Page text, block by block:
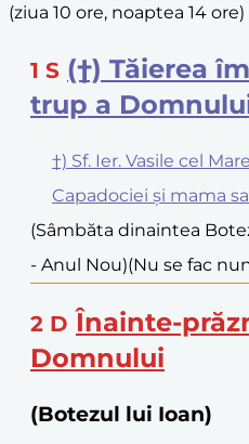
(ziua 10 ore, noaptea 14 ore)
1 S (†) Tăierea
trup a
†) Sf. Ier. Vasile cel
Capadociei și mama
(Sâmbăta dinaintea
- Anul Nou)(Nu se fac
2 D Înainte-
Domnului
(Botezul lui Ioan)